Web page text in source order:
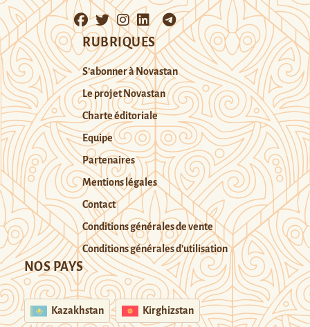
RUBRIQUES
S’abonner à Novastan
Le projet Novastan
Charte éditoriale
Equipe
Partenaires
Mentions légales
Contact
Conditions générales de vente
Conditions générales d’utilisation
NOS PAYS
Kazakhstan Kirghizstan